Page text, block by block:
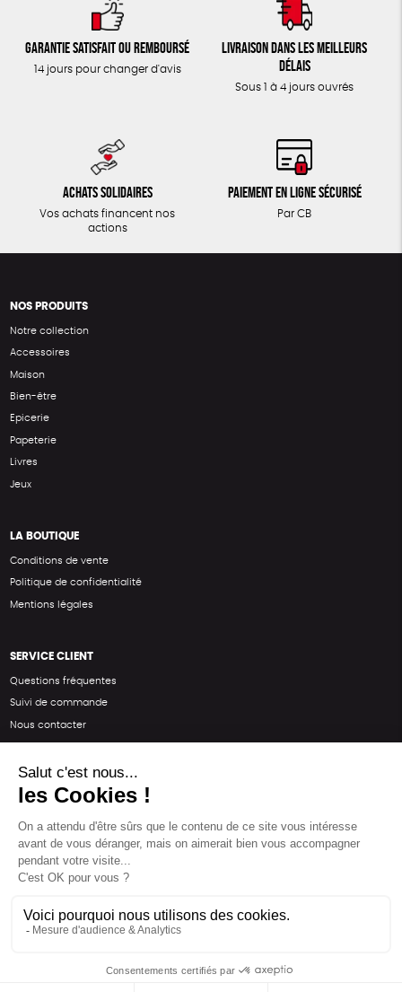
Garantie satisfait ou remboursé
14 jours pour changer d'avis
Livraison dans les meilleurs
délais
Sous 1 à 4 jours ouvrés
Achats solidaires
Vos achats financent nos
actions
Paiement en ligne sécurisé
Par CB
NOS PRODUITS
Notre collection
Accessoires
Maison
Bien-être
Epicerie
Papeterie
Livres
Jeux
LA BOUTIQUE
Conditions de vente
Politique de confidentialité
Mentions légales
SERVICE CLIENT
Questions fréquentes
Suivi de commande
Nous contacter
SUIVEZ-NOUS
Une boutique élaborée avec par RGOODS